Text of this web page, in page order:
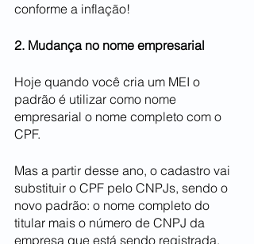
conforme a inflação!
2. Mudança no nome empresarial
Hoje quando você cria um MEI o
padrão é utilizar como nome
empresarial o nome completo com o
CPF.
Mas a partir desse ano, o cadastro vai
substituir o CPF pelo CNPJs, sendo o
novo padrão: o nome completo do
titular mais o número de CNPJ da
empresa que está sendo registrada.